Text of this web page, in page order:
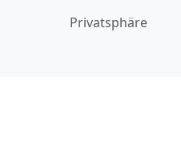
Privatsphäre